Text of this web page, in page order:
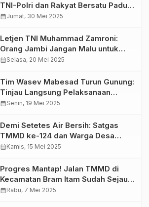
TNI-Polri dan Rakyat Bersatu Padu
Membangun Desa
calendar_monthJumat, 30 Mei 2025
Letjen TNI Muhammad Zamroni:
Orang Jambi Jangan Malu untuk
Bersaing di Tingkat Nasional!
calendar_monthSelasa, 20 Mei 2025
Tim Wasev Mabesad Turun Gunung:
Tinjau Langsung Pelaksanaan
TMMD ke-124 Kodim 0419 Tanjab
calendar_monthSenin, 19 Mei 2025
Demi Setetes Air Bersih: Satgas
TMMD ke-124 dan Warga Desa
Kemuning Terus Berjibaku dengan
calendar_monthKamis, 15 Mei 2025
Progres Mantap! Jalan TMMD di
Kecamatan Bram Itam Sudah Sejauh
Ini, Dandim 0419/Tanjab Yakin
calendar_monthRabu, 7 Mei 2025